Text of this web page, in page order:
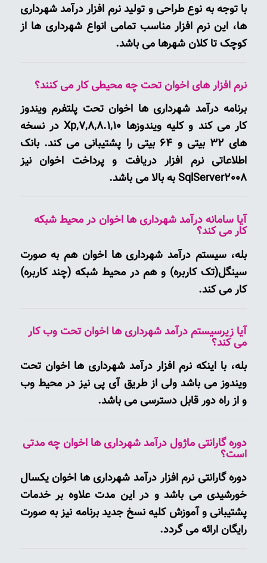
با توجه به نوع طراحی و تولید نرم افزار درآمد شهرداری
ها، این نرم افزار مناسب تمامی انواع شهرداری ها از
کوچک تا کلان شهرها می باشد.
نرم افزار های اخوان تحت چه محیطی کار می کنند؟
برنامه درآمد شهرداری ها اخوان تحت پلتفرم ویندوز
کار می کند و کلیه ویندوزها Xp,7,8,8.1,10 در نسخه
های 32 بیتی و 64 بیتی را پشتیبانی می کند. بانک
اطلاعاتی نرم افزار دریافت و پرداخت اخوان نیز
SqlServer2008 به بالا می باشد.
آیا سامانه درآمد شهرداری ها اخوان در محیط شبکه
کار می کند؟
بله، سیستم درآمد شهرداری ها اخوان هم به صورت
سینگل(تک کاربره) و هم در محیط شبکه (چند کاربره)
کار می کند.
آیا زیرسیستم درآمد شهرداری ها اخوان تحت وب کار
می کند؟
بله، با اینکه نرم افزار درآمد شهرداری ها اخوان تحت
ویندوز می باشد ولی از طریق آی پی نیز در محیط وب
و از راه دور قابل دسترسی می باشد.
دوره گارانتی ماژول درآمد شهرداری ها اخوان چه مدتی
است؟
دوره گارانتی نرم افزار درآمد شهرداری ها اخوان یکسال
خورشیدی می باشد و در این مدت علاوه بر خدمات
پشتیبانی و آموزش کلیه نسخ جدید برنامه نیز به صورت
رایگان ارائه می گردد.